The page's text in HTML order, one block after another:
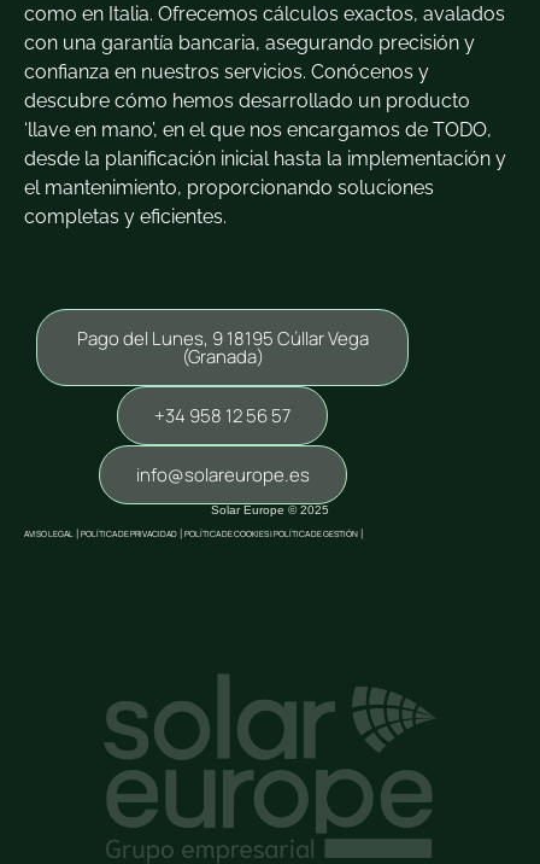
como en Italia. Ofrecemos cálculos exactos, avalados
con una garantía bancaria, asegurando precisión y
confianza en nuestros servicios. Conócenos y
descubre cómo hemos desarrollado un producto
‘llave en mano’, en el que nos encargamos de TODO,
desde la planificación inicial hasta la implementación y
el mantenimiento, proporcionando soluciones
completas y eficientes.
Pago del Lunes, 9 18195 Cúllar Vega
(Granada)
+34 958 12 56 57
info@solareurope.es
Solar Europe © 2025
AVISO LEGAL POLÍTICA DE PRIVACIDAD POLÍTICA DE COOKIES |POLÍTICA DE GESTIÓN